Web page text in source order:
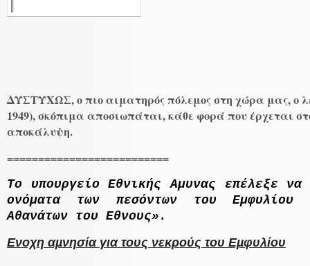
ΔΥΣΤΥΧΩΣ, ο πιο αιματηρός πόλεμος στη χώρα μας, ο
1949), σκόπιμα αποσιωπάται, κάθε φορά που έρχεται
αποκάλυψη.
==========================
Το υπουργείο Εθνικής Αμυνας επέλεξε να
ονόματα των πεσόντων του Εμφυλίου
Αθανάτων του Eθνους».
Ενοχη αµνησία για τους νεκρούς του Εµφυλίου